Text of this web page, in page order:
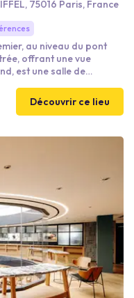
75016 Paris, France
offrant une vue
est une salle de
est doté d'une
de faire le cocktail
Découvrir ce lieu